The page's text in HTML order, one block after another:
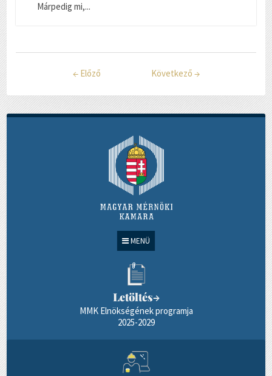
MENÜ
Letöltés→
MMK Elnökségének programja
2025-2029
Márpedig mi,...
← Előző Következő →